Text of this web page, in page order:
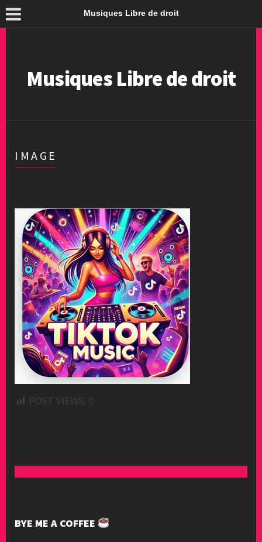
Musiques Libre de droit
Musiques Libre de droit
IMAGE
POST VIEWS: 0
BYE ME A COFFEE